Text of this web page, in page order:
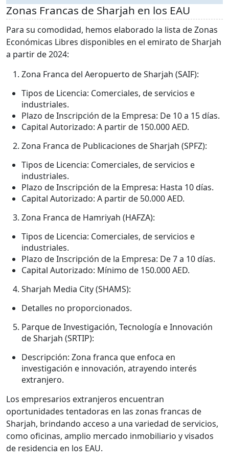
Zonas Francas de Sharjah en los EAU
Para su comodidad, hemos elaborado la lista de Zonas
Económicas Libres disponibles en el emirato de Sharjah
a partir de 2024:
Zona Franca del Aeropuerto de Sharjah (SAIF):
Tipos de Licencia: Comerciales, de servicios e
industriales.
Plazo de Inscripción de la Empresa: De 10 a 15 días.
Capital Autorizado: A partir de 150.000 AED.
Zona Franca de Publicaciones de Sharjah (SPFZ):
Tipos de Licencia: Comerciales, de servicios e
industriales.
Plazo de Inscripción de la Empresa: Hasta 10 días.
Capital Autorizado: A partir de 50.000 AED.
Zona Franca de Hamriyah (HAFZA):
Tipos de Licencia: Comerciales, de servicios e
industriales.
Plazo de Inscripción de la Empresa: De 7 a 10 días.
Capital Autorizado: Mínimo de 150.000 AED.
Sharjah Media City (SHAMS):
Detalles no proporcionados.
Parque de Investigación, Tecnología e Innovación
de Sharjah (SRTIP):
Descripción: Zona franca que enfoca en
investigación e innovación, atrayendo interés
extranjero.
Los empresarios extranjeros encuentran
oportunidades tentadoras en las zonas francas de
Sharjah, brindando acceso a una variedad de servicios,
como oficinas, amplio mercado inmobiliario y visados
de residencia en los EAU.